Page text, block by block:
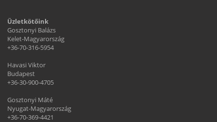
Üzletkötőink
Gosztonyi Balázs
Kelet-Magyarország
+36-70-316-5954
Havasi Viktor
Budapest
+36-30-900-4705
Gosztonyi Máté
Nyugat-Magyarország
+36-70-369-4421